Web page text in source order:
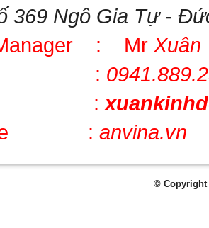
369 Ngô Gia Tự -
: MrXuân
:
:
: anvina.vn
© Copyright